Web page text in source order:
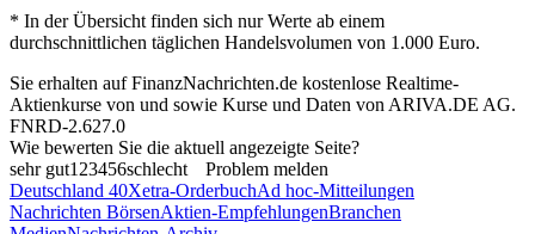
* In der Übersicht finden sich nur Werte ab einem
durchschnittlichen täglichen Handelsvolumen von 1.000 Euro.
Sie erhalten auf FinanzNachrichten.de kostenlose Realtime-
Aktienkurse von und sowie Kurse und Daten von ARIVA.DE AG.
FNRD-2.627.0
Wie bewerten Sie die aktuell angezeigte Seite?
sehr gut1 23456schlecht
Problem melden
Deutschland 40Xetra-OrderbuchAd hoc-Mitteilungen
Nachrichten BörsenAktien-EmpfehlungenBranchen